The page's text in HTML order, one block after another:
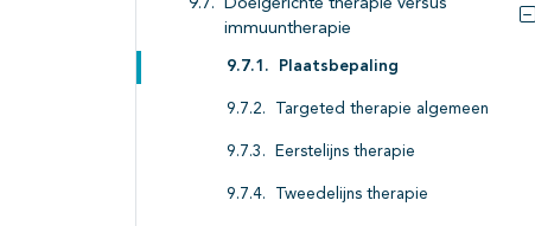
Doelgerichte therapie versus
immuuntherapie
Plaatsbepaling
Targeted therapie algemeen
Eerstelijns therapie
Tweedelijns therapie